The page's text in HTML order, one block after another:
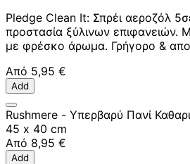
Pledge Clean It: Σπρέι αεροζόλ
προστασία ξύλινων επιφανειών.
με φρέσκο άρωμα. Γρήγορο &
Από 5,95 €
Add
Rushmere - Υπερβαρύ Πανί
45 x 40 cm
Από 8,95 €
Add